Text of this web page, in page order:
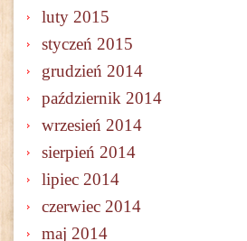
luty 2015
styczeń 2015
grudzień 2014
październik 2014
wrzesień 2014
sierpień 2014
lipiec 2014
czerwiec 2014
maj 2014